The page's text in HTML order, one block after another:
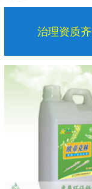
治理资质